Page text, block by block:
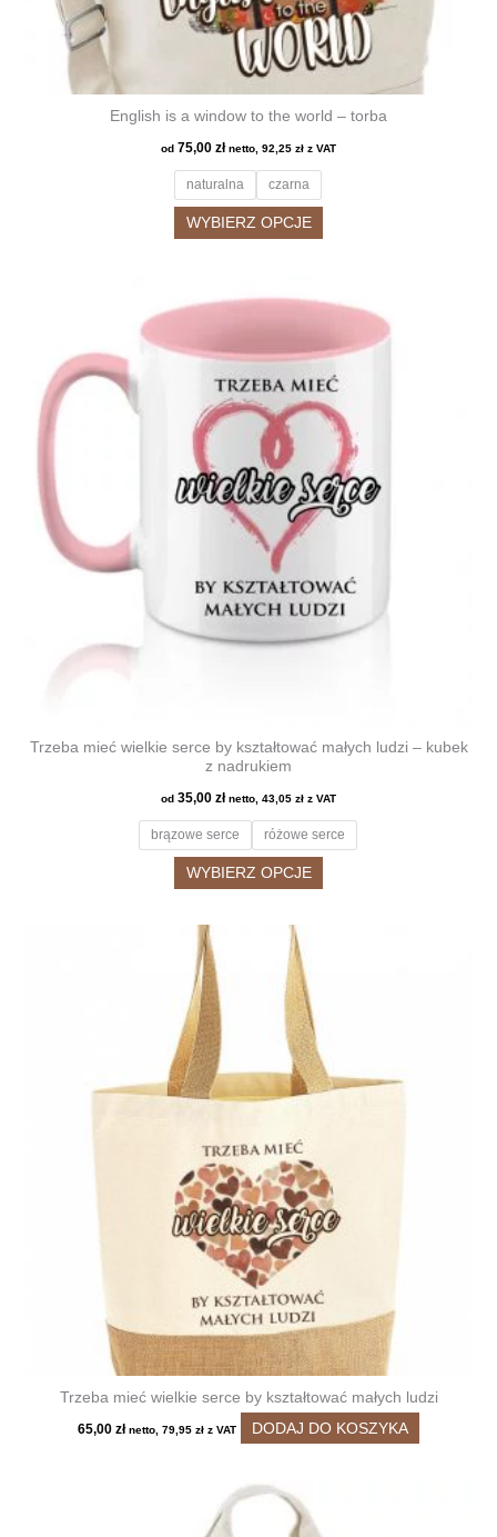
English is a window to the world – torba
od 75,00 zł netto, 92,25 zł z VAT
naturalna czarna
WYBIERZ OPCJE
wiele
wariantów.
Opcje
można
wybrać
na
stronie
produktu
Trzeba mieć wielkie serce by kształtować małych ludzi – kubek
z nadrukiem
od 35,00 zł netto, 43,05 zł z VAT
brązowe serce różowe serce
WYBIERZ OPCJE
wybrać
na
Trzeba mieć wielkie serce by kształtować małych ludzi
65,00 zł netto, 79,95 złz VAT DODAJ DO KOSZYKA